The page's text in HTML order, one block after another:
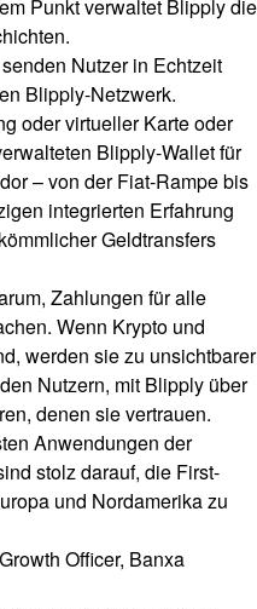
Punkt verwaltet Blipply die
Nutzer in Echtzeit
Blipply-Netzwerk.
oder virtueller Karte oder
Blipply-Wallet für
– von der Fiat-Rampe bis
integrierten Erfahrung
Geldtransfers
Zahlungen für alle
Wenn Krypto und
werden sie zu unsichtbarer
Nutzern, mit Blipply über
denen sie vertrauen.
Anwendungen der
stolz darauf, die First-
und Nordamerika zu
Officer, Banxa